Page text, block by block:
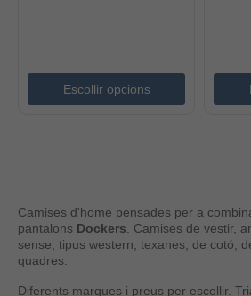
Escollir opcions
Camises d'home pensades per a
pantalons Dockers . Camises de vestir,
sense, tipus western, texanes, de cotó,
quadres.
Diferents marques i preus per escollir.